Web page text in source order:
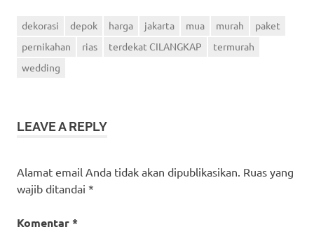
dekorasi depok harga jakarta mua murah
paket
pernikahan
rias terdekat CILANGKAP
termurah
wedding
LEAVE A REPLY
Alamat email Anda tidak akan dipublikasikan. Ruas yang
wajib ditandai *
Komentar*